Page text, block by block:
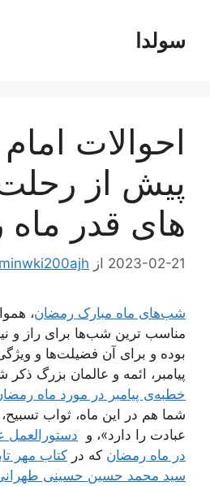
محتواسولدا
احوالات
پیش از
های قدر
2023-02-21 از
شب‌های ماه مبارک رمضان،
مناسب ترین شب‌ها برای راز و
بوده و برای آن فضیلت‌ها و
پیامبر، ائمه و عالمان بزرگ
خطبه‌ی پیامبر در مورد ماه
شما هم در این ماه، ثواب
عبادت را دارد»، و دستورالعمل
در ماه رمضان که در کتاب مهر
سید محمد حسین حسینی